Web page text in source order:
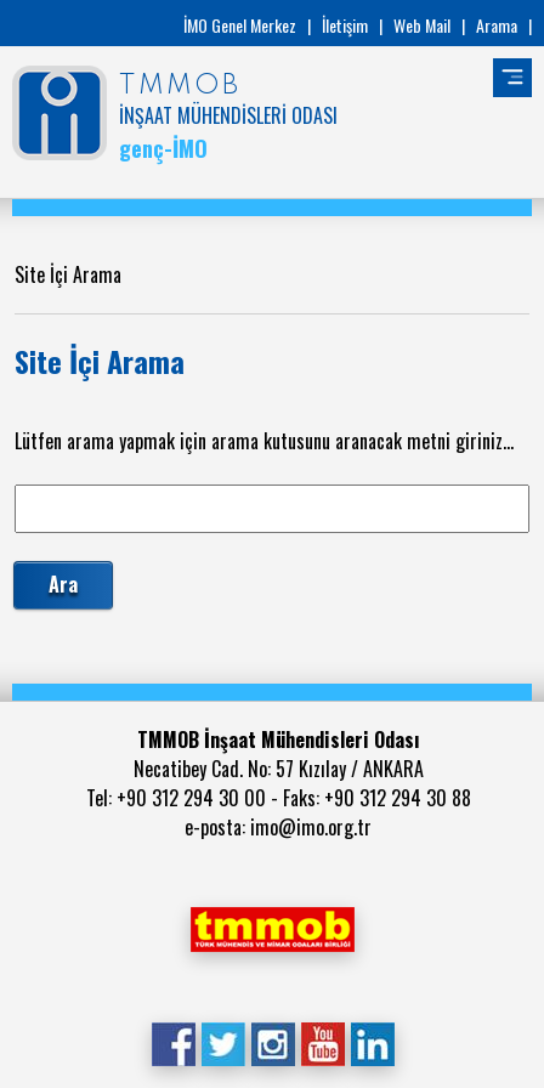
İMO Genel Merkez | İletişim | Web Mail | Arama |
TMMOB
İNŞAAT MÜHENDİSLERİ ODASI
genç-İMO
Site İçi Arama
Site İçi Arama
Lütfen arama yapmak için arama kutusunu aranacak metni giriniz...
TMMOB İnşaat Mühendisleri Odası
Necatibey Cad. No: 57 Kızılay / ANKARA
Tel: +90 312 294 30 00 - Faks: +90 312 294 30 88
e-posta: imo@imo.org.tr